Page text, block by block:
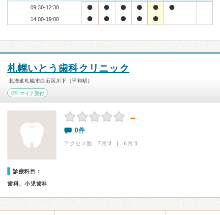
09:30-12:30
14:00-19:00
札幌いとう歯科クリニック
北海道札幌市白石区川下（平和駅）
マイナ受付
－
0件
アクセス数 7月:2 | 6月:1
診療科目：
歯科、小児歯科